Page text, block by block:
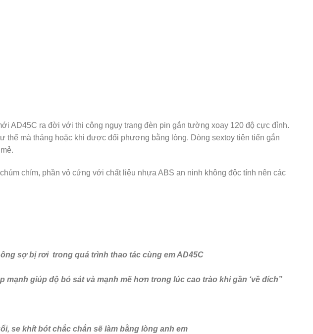
AD45C ra đời với thi công ngụy trang đèn pin gắn tường xoay 120 độ cực đỉnh.
mà thảng hoặc khi được đối phương bằng lòng. Dòng sextoy tiên tiến gắn
chím, phần vỏ cứng với chất liệu nhựa ABS an ninh không độc tính nên các
sợ bị rơi trong quá trình thao tác cùng em AD45C
giúp độ bó sát và mạnh mẽ hơn trong lúc cao trào khi gần ‘về đích”
se khít bót chắc chắn sẽ làm bằng lòng anh em